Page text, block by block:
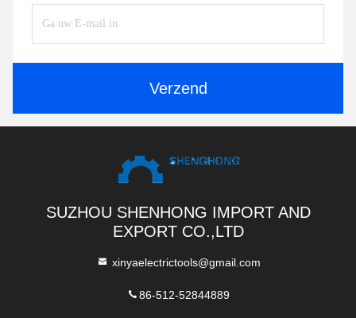
Verzend
SUZHOU SHENHONG IMPORT AND
EXPORT CO.,LTD
xinyaelectrictools@gmail.com
86-512-52844889